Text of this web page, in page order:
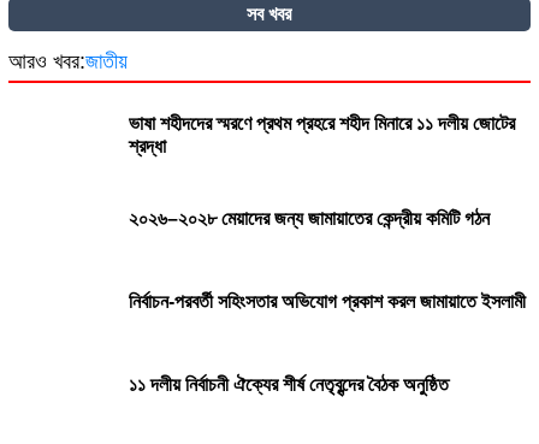
সব খবর
আরও খবর:জাতীয়
ভাষা শহীদদের স্মরণে প্রথম প্রহরে শহীদ মিনারে ১১ দলীয় জোটের
শ্রদ্ধা
২০২৬–২০২৮ মেয়াদের জন্য জামায়াতের কেন্দ্রীয় কমিটি গঠন
নির্বাচন-পরবর্তী সহিংসতার অভিযোগ প্রকাশ করল জামায়াতে ইসলামী
১১ দলীয় নির্বাচনী ঐক্যের শীর্ষ নেতৃবৃন্দের বৈঠক অনুষ্ঠিত